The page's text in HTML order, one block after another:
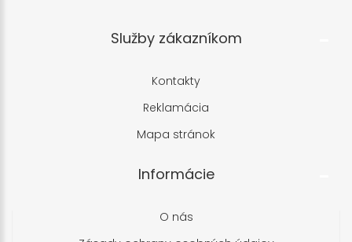
Služby zákazníkom
Kontakty
Reklamácia
Mapa stránok
Informácie
O nás